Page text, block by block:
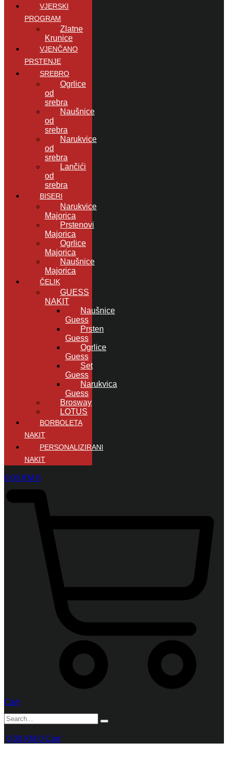
VJERSKI
PROGRAM
Zlatne
Krunice
VJENČANO
PRSTENJE
SREBRO
Ogrlice
od
srebra
Naušnice
od
srebra
Narukvice
od
srebra
Lančići
od
srebra
BISERI
Narukvice
Majorica
Prstenovi
Majorica
Ogrlice
Majorica
Naušnice
Majorica
ČELIK
GUESS
NAKIT
Naušnice
Guess
Prsten
Guess
Ogrlice
Guess
Set
Guess
Narukvica
Guess
Brosway
LOTUS
BORBOLETA
NAKIT
PERSONALIZIRANI
NAKIT
0,00 KM 0
Cart
0,00 KM 0 Cart